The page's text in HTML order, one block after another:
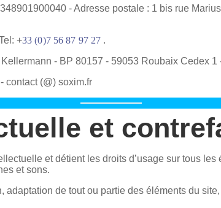
- Adresse postale : 1 bis rue
+33 (0)7 56 87 97 27 .
- BP 80157 - 59053 Roubaix Cedex 1
- contact (@) soxim.fr
et
et détient les droits d’usage sur tous
et sons.
de tout ou partie des éléments du